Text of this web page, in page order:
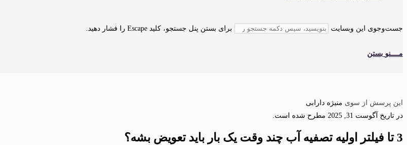
جست‌وجوی این وبسایت برای بستن پنل جستجو، کلید Escape را فشار دهید.
مــــنو بستن
این پرسش از سوی منیژه دارابی
در تاریخ آگوست 31, 2025 مطرح شده است.
3 تا فیلتر اولیه تصفیه آب چند وقت یک بار باید تعویض بشه؟